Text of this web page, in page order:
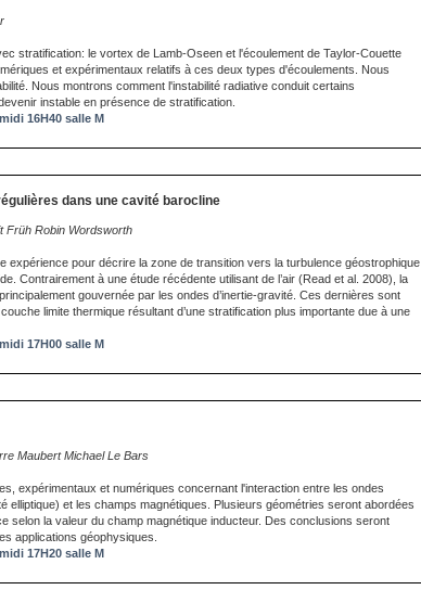
stratification: le vortex de Lamb-Oseen et l'écoulement de Taylor-Couette
et expérimentaux relatifs à ces deux types d'écoulements. Nous
Nous montrons comment l'instabilité radiative conduit certains
instable en présence de stratification.
16H40 salle M
dans une cavité barocline
Früh Robin Wordsworth
expérience pour décrire la zone de transition vers la turbulence géostrophique
Contrairement à une étude récédente utilisant de l’air (Read et al. 2008), la
gouvernée par les ondes d’inertie-gravité. Ces dernières sont
limite thermique résultant d’une stratification plus importante due à une
17H00 salle M
Maubert Michael Le Bars
expérimentaux et numériques concernant l'interaction entre les ondes
elliptique) et les champs magnétiques. Plusieurs géométries seront abordées
selon la valeur du champ magnétique inducteur. Des conclusions seront
applications géophysiques.
17H20 salle M